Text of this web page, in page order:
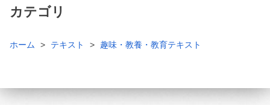
カテゴリ
ホーム テキスト 趣味・教養・教育テキスト